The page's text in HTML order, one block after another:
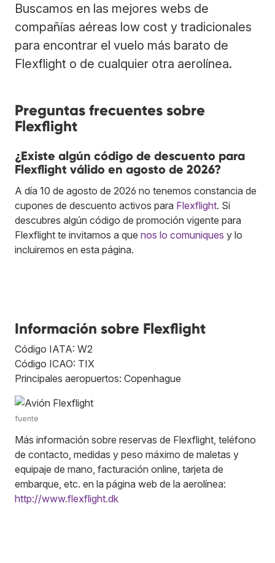
Buscamos en las mejores webs de
compañías aéreas low cost y tradicionales
para encontrar el vuelo más barato de
Flexflight o de cualquier otra aerolínea.
Preguntas frecuentes sobre
Flexflight
¿Existe algún código de descuento para
Flexflight válido en agosto de 2026?
A día 10 de agosto de 2026 no tenemos constancia de
cupones de descuento activos para Flexflight. Si
descubres algún código de promoción vigente para
Flexflight te invitamos a que nos lo comuniques y lo
incluiremos en esta página.
Información sobre Flexflight
Código IATA: W2
Código ICAO: TIX
Principales aeropuertos: Copenhague
fuente
Más información sobre reservas de Flexflight, teléfono
de contacto, medidas y peso máximo de maletas y
equipaje de mano, facturación online, tarjeta de
embarque, etc. en la página web de la aerolínea:
http://www.flexflight.dk